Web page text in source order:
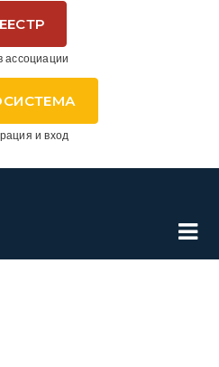
ассоциации
и вход